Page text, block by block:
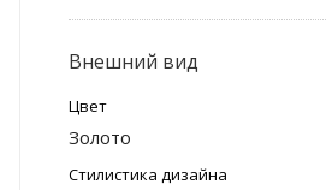
Внешний вид
Цвет
Золото
Стилистика дизайна